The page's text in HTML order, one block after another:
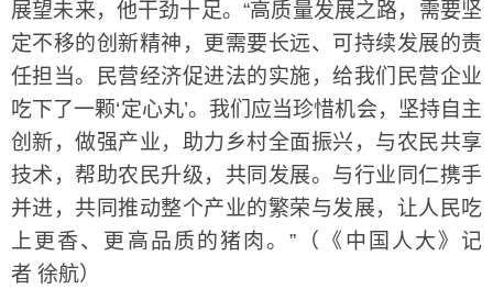
展望未来，他干劲十足。“高质量发展之路，需要坚
定不移的创新精神，更需要长远、可持续发展的责
任担当。民营经济促进法的实施，给我们民营企业
吃下了一颗‘定心丸’。我们应当珍惜机会，坚持自主
创新，做强产业，助力乡村全面振兴，与农民共享
技术，帮助农民升级，共同发展。与行业同仁携手
并进，共同推动整个产业的繁荣与发展，让人民吃
上更香、更高品质的猪肉。”（《中国人大》记
者 徐航）